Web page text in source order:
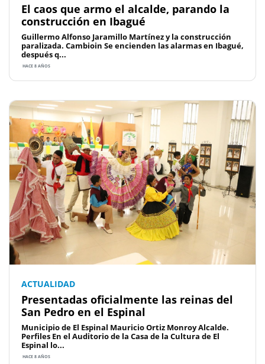
El caos que armo el alcalde, parando la
construcción en Ibagué
Guillermo Alfonso Jaramillo Martínez y la construcción
paralizada. Cambioin Se encienden las alarmas en Ibagué,
después q...
HACE 8 AÑOS
ACTUALIDAD
Presentadas oficialmente las reinas del
San Pedro en el Espinal
Municipio de El Espinal Mauricio Ortiz Monroy Alcalde.
Perfiles En el Auditorio de la Casa de la Cultura de El
Espinal lo...
HACE 8 AÑOS